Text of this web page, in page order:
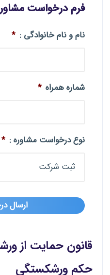
فرم درخواست
نام و نام خانوادگی : *
شماره همراه *
نوع درخواست مشاوره : *
قانون حمایت از
حکم ورشکستگی